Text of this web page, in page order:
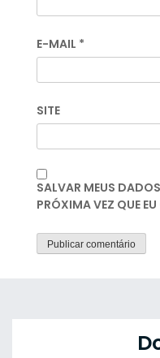
E-MAIL *
SITE
SALVAR MEUS
PRÓXIMA VEZ QUE